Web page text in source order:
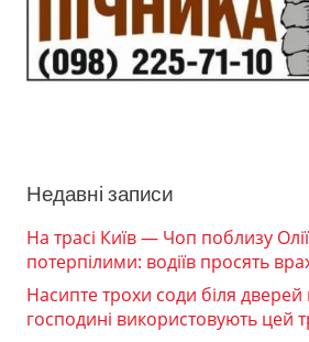
Недавні записи
На трасі Київ — Чоп поблизу
потерпілими: водіїв просять
Насипте трохи соди біля дверей
господині використовують цей